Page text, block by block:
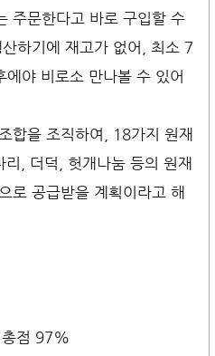
주문한다고 바로 구입할 수
하기에 재고가 없어, 최소 7
야 비로소 만나볼 수 있어
합을 조직하여, 18가지 원재
, 더덕, 헛개나눔 등의 원재
로 공급받을 계획이라고 해
점 97%